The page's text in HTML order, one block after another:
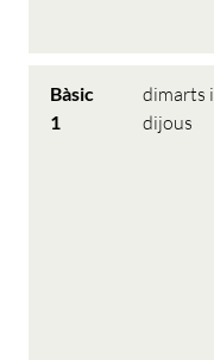
Bàsic
1
dimarts i
dijous